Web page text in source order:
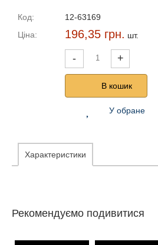
Код:
12-63169
Ціна:
196,35 грн. шт.
- +
В кошик
У обране
Характеристики
Рекомендуємо подивитися